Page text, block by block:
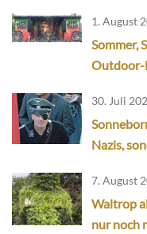
1. August
Sommer,
Outdoor-
30. Juli
Nazis,
7. August
Waltrop
nur noch